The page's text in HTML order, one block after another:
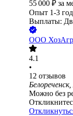
55 000 ₽ за
Опыт 1-3
Выплаты:
ООО
4.1
•
12 отзывов
Можно без